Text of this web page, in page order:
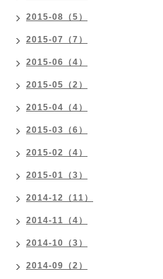
2015-08（5）
2015-07（7）
2015-06（4）
2015-05（2）
2015-04（4）
2015-03（6）
2015-02（4）
2015-01（3）
2014-12（11）
2014-11（4）
2014-10（3）
2014-09（2）